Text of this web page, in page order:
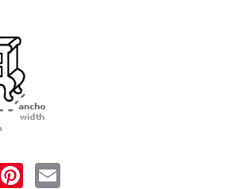
Pinterest